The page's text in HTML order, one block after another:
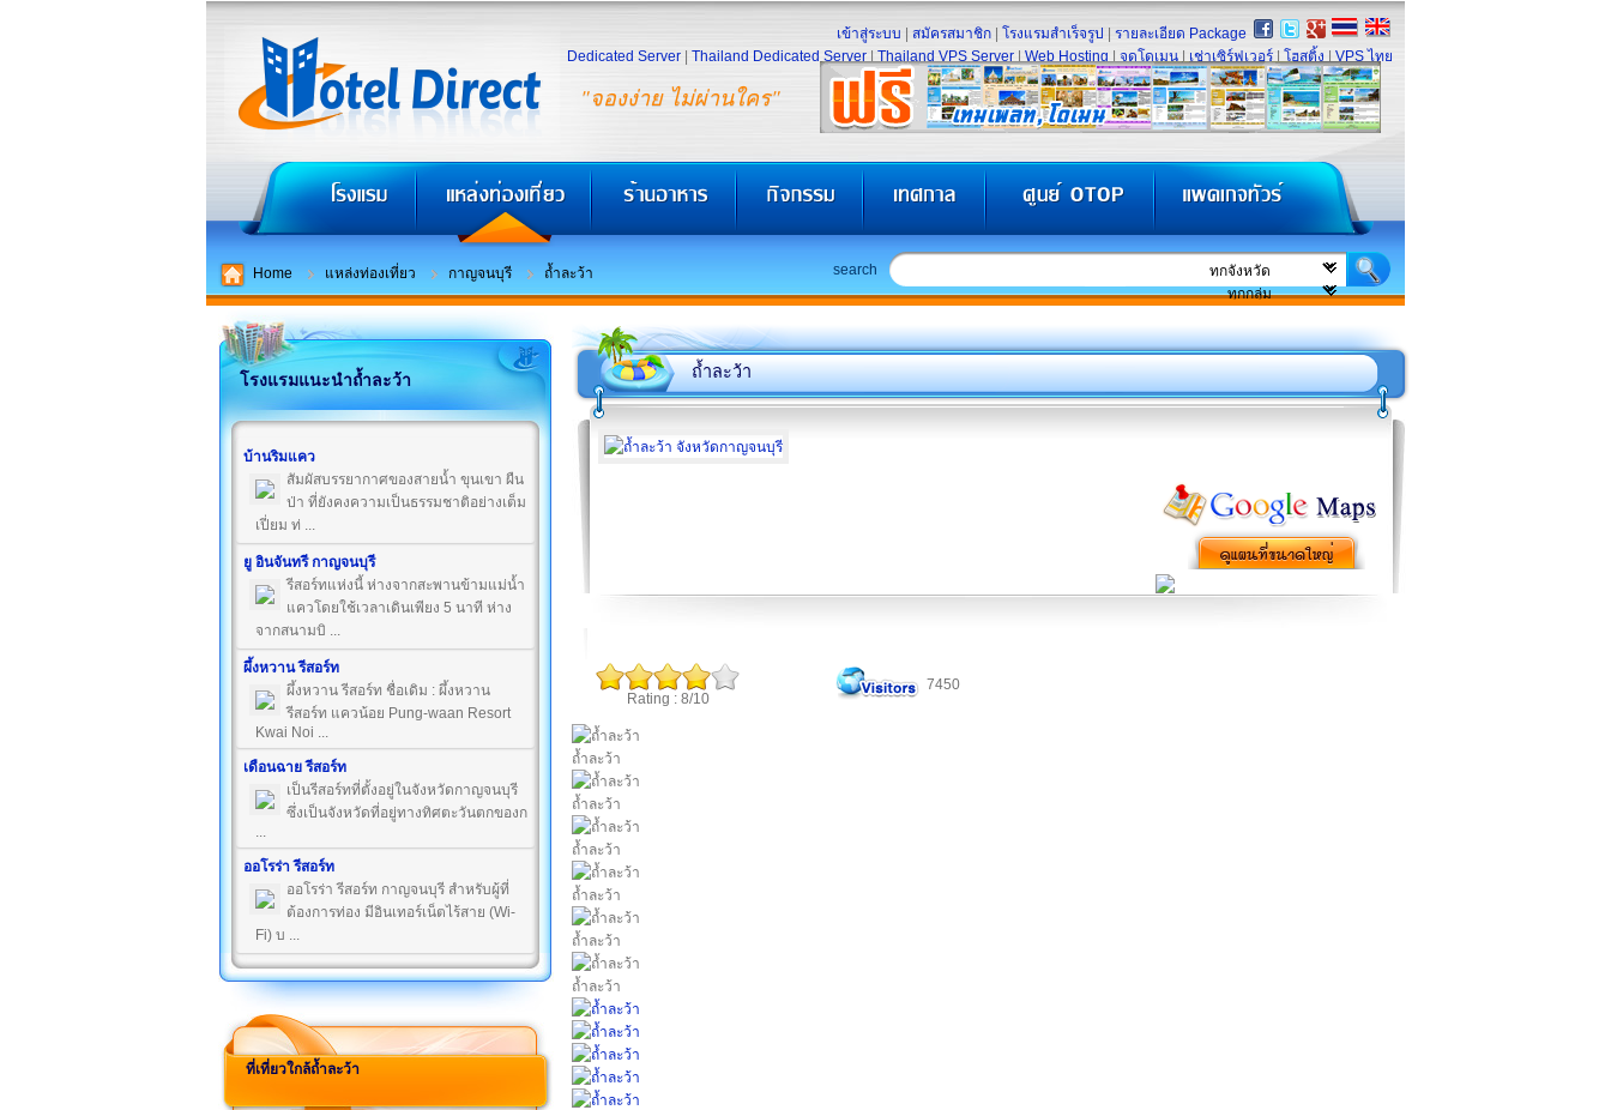
"จองง่าย ไม่ผ่านใคร"
เข้าสู่ระบบ สมัครสมาชิก โรงแรมสำเร็จรูป
รายละเอียด Package
Dedicated Server
Thailand Dedicated Server Thailand VPS Server Web Hosting จดโดเมน เช่าเซิร์ฟเวอร์ โฮสติ้ง VPS ไทย
Home แหล่งท่องเที่ยว กาญจนบุรี ถ้ำละว้า search
โรงแรมแนะนำถ้ำละว้า
บ้านริมแคว
สัมผัสบรรยากาศของสายน้ำ ขุนเขา ผืน
ป่า ที่ยังคงความเป็นธรรมชาติอย่างเต็ม
เปี่ยม ท่ ...
ยู อินจันทรี กาญจนบุรี
รีสอร์ทแห่งนี้ ห่างจากสะพานข้ามแม่น้ำ
แควโดยใช้เวลาเดินเพียง 5 นาที ห่าง
จากสนามบิ ...
ผึ้งหวาน รีสอร์ท
ผึ้งหวาน รีสอร์ท ชื่อเดิม : ผึ้งหวาน
รีสอร์ท แควน้อย Pung-waan Resort
Kwai Noi ...
เดือนฉาย รีสอร์ท
เป็นรีสอร์ทที่ตั้งอยู่ในจังหวัดกาญจนบุรี
ซึ่งเป็นจังหวัดที่อยู่ทางทิศตะวันตกของก
...
ออโรร่า รีสอร์ท
ออโรร่า รีสอร์ท กาญจนบุรี สำหรับผู้ที่
ต้องการท่อง มีอินเทอร์เน็ตไร้สาย (Wi-
Fi) บ ...
ที่เที่ยวใกล้ถ้ำละว้า
ถ้ำละว้า
Rating : 8/10
7450
ถ้ำละว้า
ถ้ำละว้า
ถ้ำละว้า
ถ้ำละว้า
ถ้ำละว้า
ถ้ำละว้า